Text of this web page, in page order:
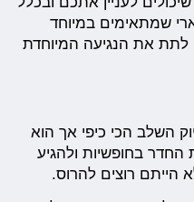
שמתאימים במיוחד
לתת את הנגיעה המיוחדת
השלב הכי כיפי אך הוא
החדר בחופשיות ולהגיע
הייתם רוצים להרוס.